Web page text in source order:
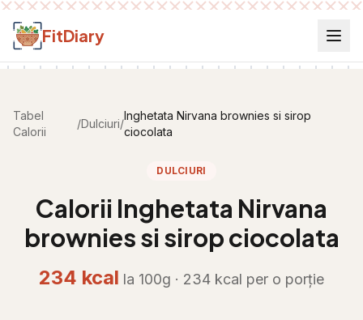
Salt la conținut
FitDiary
Tabel
Calorii
/Dulciuri/
Inghetata Nirvana brownies si sirop
ciocolata
DULCIURI
Calorii Inghetata Nirvana
brownies si sirop ciocolata
234 kcal la 100g · 234 kcal per o porție